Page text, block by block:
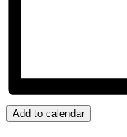
Add to calendar